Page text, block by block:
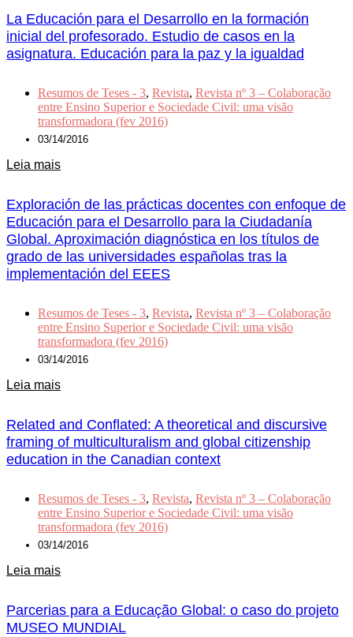
La Educación para el Desarrollo en la formación
inicial del profesorado. Estudio de casos en la
asignatura. Educación para la paz y la igualdad
Resumos de Teses - 3, Revista, Revista nº 3 – Colaboração
entre Ensino Superior e Sociedade Civil: uma visão
transformadora (fev 2016)
03/14/2016
Leia mais
Exploración de las prácticas docentes con enfoque de
Educación para el Desarrollo para la Ciudadanía
Global. Aproximación diagnóstica en los títulos de
grado de las universidades españolas tras la
implementación del EEES
Resumos de Teses - 3, Revista, Revista nº 3 – Colaboração
entre Ensino Superior e Sociedade Civil: uma visão
transformadora (fev 2016)
03/14/2016
Leia mais
Related and Conflated: A theoretical and discursive
framing of multiculturalism and global citizenship
education in the Canadian context
Resumos de Teses - 3, Revista, Revista nº 3 – Colaboração
entre Ensino Superior e Sociedade Civil: uma visão
transformadora (fev 2016)
03/14/2016
Leia mais
Parcerias para a Educação Global: o caso do projeto
MUSEO MUNDIAL